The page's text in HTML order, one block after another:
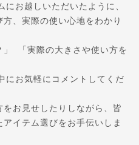
お越しいただいたように、
、実際の使い心地をわかり
」 「実際の大きさや使い方を
にお気軽にコメントしてくだ
お見せしたりしながら、皆
イテム選びをお手伝いしま